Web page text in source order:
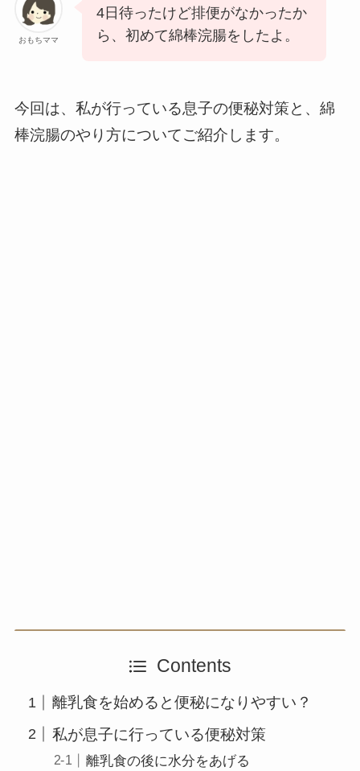
おもちママ
4日待ったけど排便がなかったか
ら、初めて綿棒浣腸をしたよ。
今回は、私が行っている息子の便秘対策と、綿
棒浣腸のやり方についてご紹介します。
Contents
離乳食を始めると便秘になりやすい？
私が息子に行っている便秘対策
離乳食の後に水分をあげる